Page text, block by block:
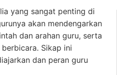
yang sangat penting di
akan mendengarkan
dan arahan guru, serta
Sikap ini
dan peran guru